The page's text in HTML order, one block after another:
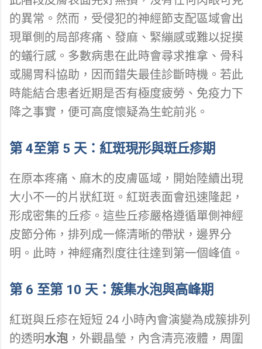
的異常。然而，受侵犯的神經節支配區域會出
現單側的局部疼痛、發麻、緊繃感或難以捉摸
的蟻行感。多數病患在此時會尋求推拿、骨科
或腸胃科協助，因而錯失最佳診斷時機。若此
時能結合患者近期是否有極度疲勞、免疫力下
降之事實，便可高度懷疑為生蛇前兆。
第 4至第 5 天：紅斑現形與斑丘疹期
在原本疼痛、麻木的皮膚區域，開始陸續出現
大小不一的片狀紅斑。紅斑表面會迅速隆起，
形成密集的丘疹。這些丘疹嚴格遵循單側神經
皮節分佈，排列成一條清晰的帶狀，邊界分
明。此時，神經痛烈度往往達到第一個峰值。
第 6 至第 10 天：簇集水泡與高峰期
紅斑與丘疹在短短 24 小時內會演變為成簇排列
的透明水泡 ，外觀晶瑩，內含清亮液體，周圍